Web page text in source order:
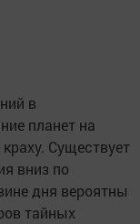
в
планет на
Существует
вниз по
дня вероятны
тайных